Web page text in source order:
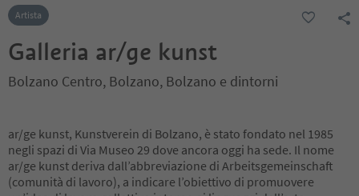
Artista
Galleria ar/ge kunst
Bolzano Centro, Bolzano, Bolzano e dintorni
ar/ge kunst, Kunstverein di Bolzano, è stato fondato nel 1985
negli spazi di Via Museo 29 dove ancora oggi ha sede. Il nome
ar/ge kunst deriva dall’abbreviazione di Arbeitsgemeinschaft
(comunità di lavoro), a indicare l’obiettivo di promuovere